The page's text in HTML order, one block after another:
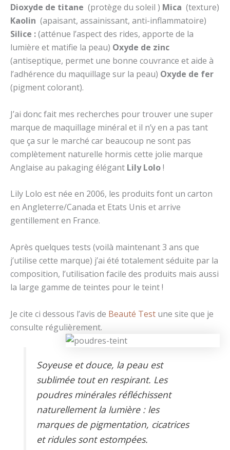
Dioxyde de titane (protège du soleil ) Mica (texture)
Kaolin (apaisant, assainissant, anti-inflammatoire)
Silice :(atténue l’aspect des rides, apporte de la
lumière et matifie la peau) Oxyde de zinc
(antiseptique, permet une bonne couvrance et aide à
l’adhérence du maquillage sur la peau) Oxyde de fer
(pigment colorant).
J’ai donc fait mes recherches pour trouver une super
marque de maquillage minéral et il n’y en a pas tant
que ça sur le marché car beaucoup ne sont pas
complètement naturelle hormis cette jolie marque
Anglaise au pakaging élégant Lily Lolo!
Lily Lolo est née en 2006, les produits font un carton
en Angleterre/Canada et Etats Unis et arrive
gentillement en France.
Après quelques tests (voilà maintenant 3 ans que
j’utilise cette marque) j’ai été totalement séduite par la
composition, l’utilisation facile des produits mais aussi
la large gamme de teintes pour le teint !
Je cite ci dessous l’avis de Beauté Test une site que je
consulte régulièrement.
Soyeuse et douce, la peau est
sublimée tout en respirant. Les
poudres minérales réfléchissent
naturellement la lumière : les
marques de pigmentation, cicatrices
et ridules sont estompées.